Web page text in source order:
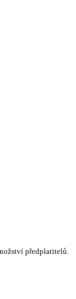
předplatitelů.